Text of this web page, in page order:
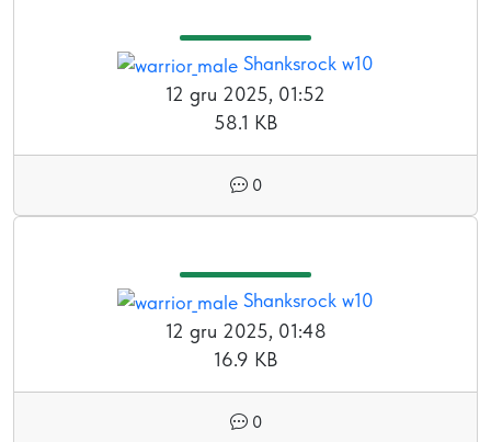
Shanksrock w10
12 gru 2025, 01:52
58.1 KB
0
Shanksrock w10
12 gru 2025, 01:48
16.9 KB
0